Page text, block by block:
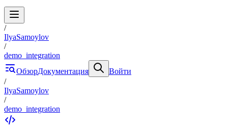
/
IlyaSamoylov
/
demo_integration
ОбзорДокументация
Войти
/
IlyaSamoylov
/
demo_integration